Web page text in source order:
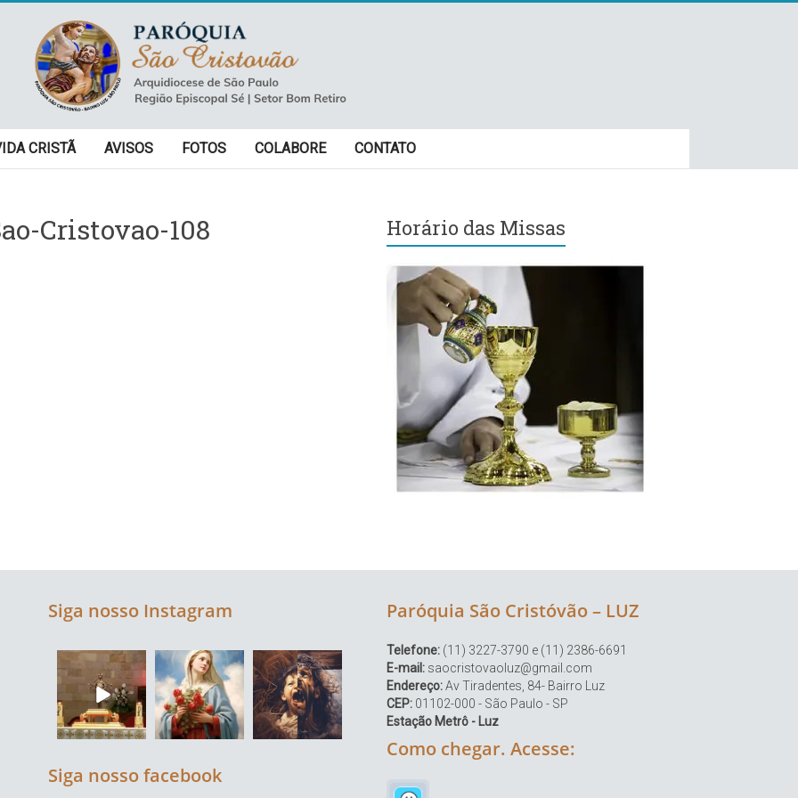
CRISTÃ AVISOS FOTOS COLABORE CONTATO
Cristovao-108 Horário das Missas
Siga nosso Instagram
Siga nosso facebook
Paróquia São Cristóvão – LUZ
Telefone: (11) 3227-3790 e (11) 2386-6691
E-mail: saocristovaoluz@gmail.com
Endereço:Av Tiradentes, 84- Bairro Luz
CEP: 01102-000 - São Paulo - SP
Estação Metrô - Luz
Como chegar. Acesse: